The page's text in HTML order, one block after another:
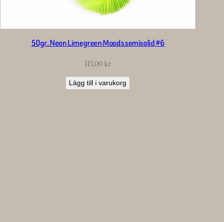
50gr. Neon Limegreen Moods semisolid #6
115,00kr
Lägg till i varukorg